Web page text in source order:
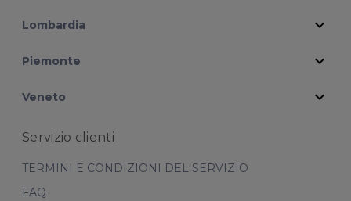
Lombardia expand_more
Piemonte expand_more
Veneto expand_more
Servizio clienti
TERMINI E CONDIZIONI DEL SERVIZIO
FAQ